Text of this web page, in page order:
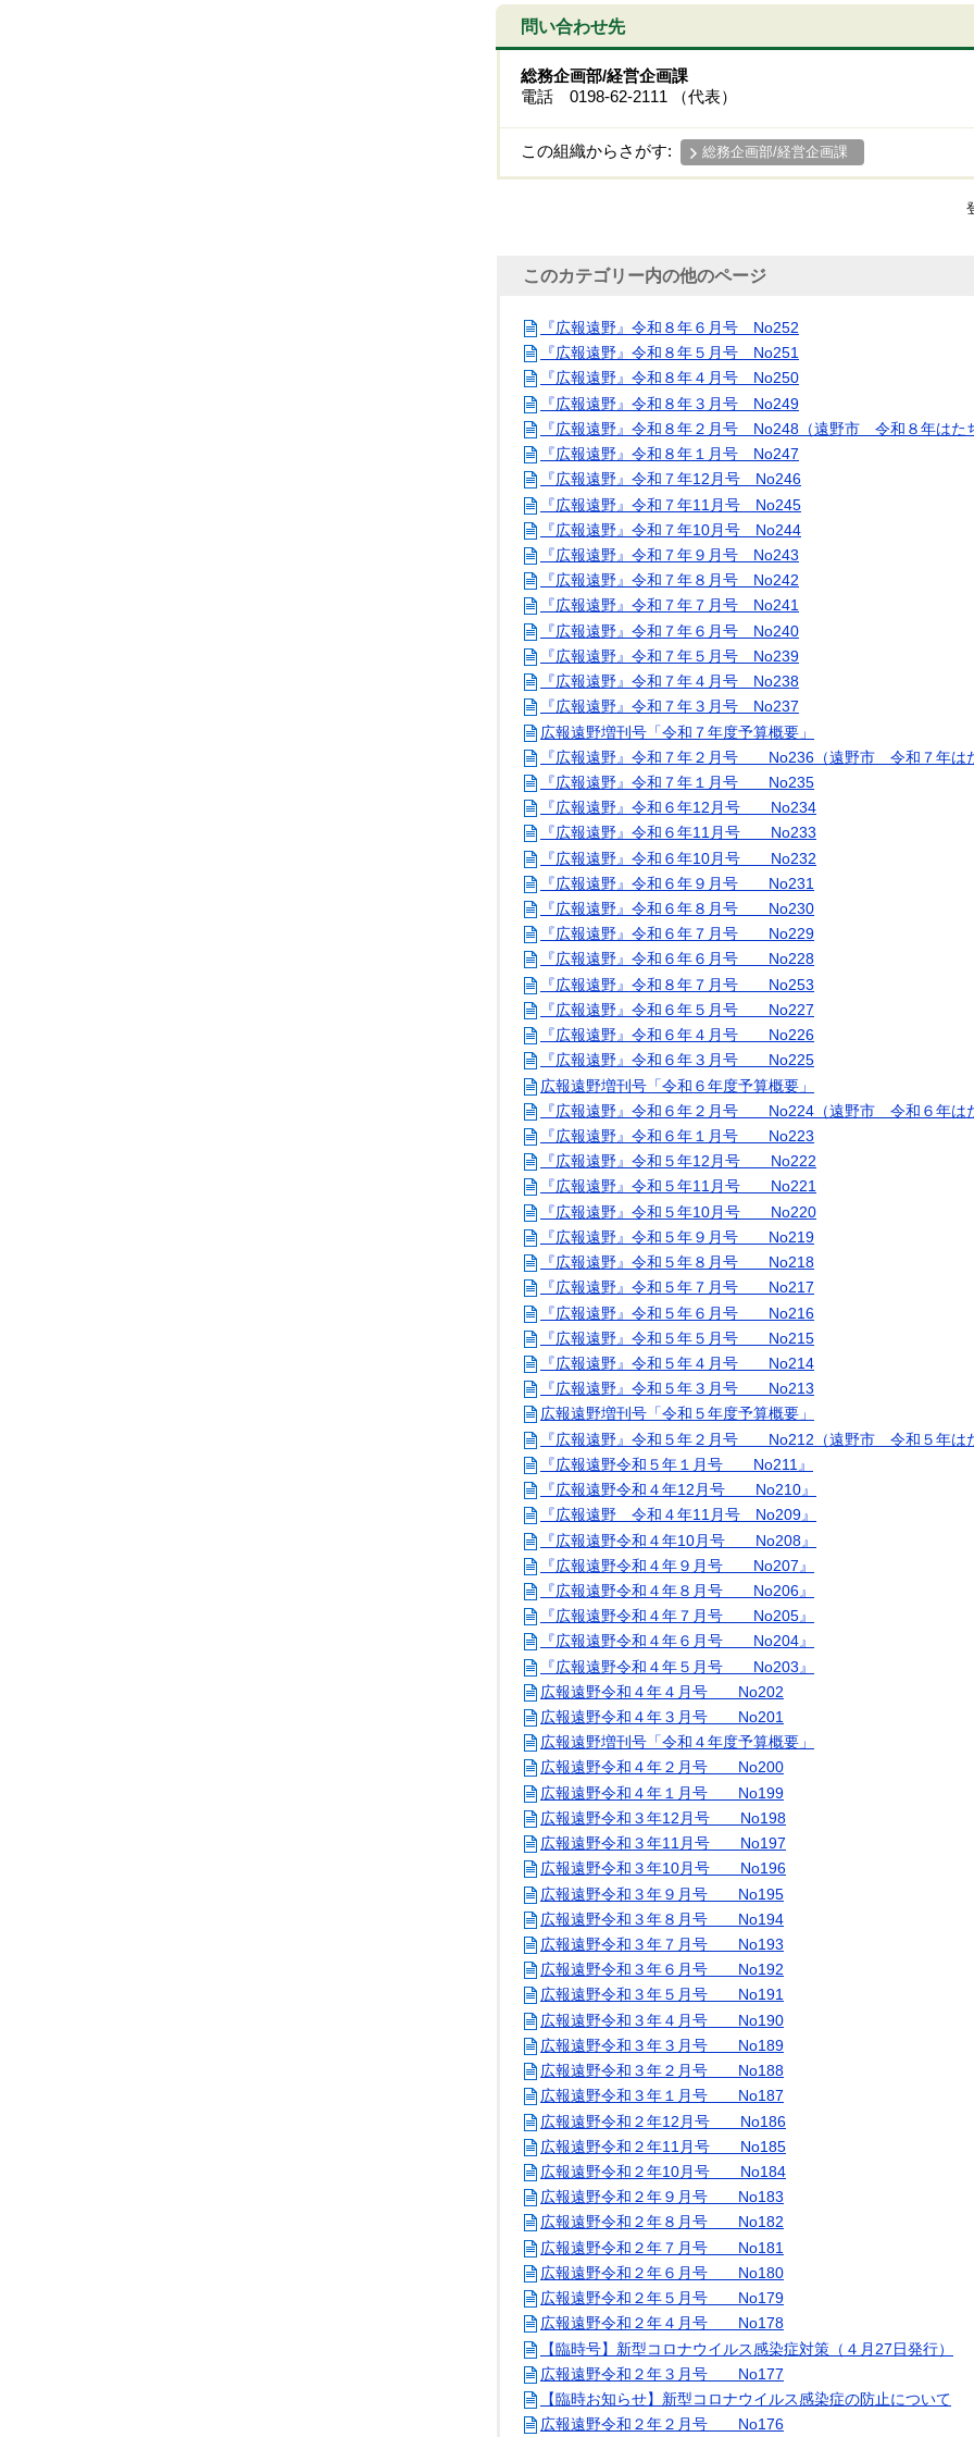
問い合わせ先
総務企画部/経営企画課
電話 0198-62-2111 （代表）
この組織からさがす: 総務企画部/経営企画課
このカテゴリー内の他のページ
『広報遠野』令和８年６月号 No252
『広報遠野』令和８年５月号 No251
『広報遠野』令和８年４月号 No250
『広報遠野』令和８年３月号 No249
『広報遠野』令和８年２月号 No248（遠野市 令和８年はた
『広報遠野』令和８年１月号 No247
『広報遠野』令和７年12月号 No246
『広報遠野』令和７年11月号 No245
『広報遠野』令和７年10月号 No244
『広報遠野』令和７年９月号 No243
『広報遠野』令和７年８月号 No242
『広報遠野』令和７年７月号 No241
『広報遠野』令和７年６月号 No240
『広報遠野』令和７年５月号 No239
『広報遠野』令和７年４月号 No238
『広報遠野』令和７年３月号 No237
広報遠野増刊号「令和７年度予算概要」
『広報遠野』令和７年２月号 No236（遠野市 令和７年はた
『広報遠野』令和７年１月号 No235
『広報遠野』令和６年12月号 No234
『広報遠野』令和６年11月号 No233
『広報遠野』令和６年10月号 No232
『広報遠野』令和６年９月号 No231
『広報遠野』令和６年８月号 No230
『広報遠野』令和６年７月号 No229
『広報遠野』令和６年６月号 No228
『広報遠野』令和８年７月号 No253
『広報遠野』令和６年５月号 No227
『広報遠野』令和６年４月号 No226
『広報遠野』令和６年３月号 No225
広報遠野増刊号「令和６年度予算概要」
『広報遠野』令和６年２月号 No224（遠野市 令和６年はた
『広報遠野』令和６年１月号 No223
『広報遠野』令和５年12月号 No222
『広報遠野』令和５年11月号 No221
『広報遠野』令和５年10月号 No220
『広報遠野』令和５年９月号 No219
『広報遠野』令和５年８月号 No218
『広報遠野』令和５年７月号 No217
『広報遠野』令和５年６月号 No216
『広報遠野』令和５年５月号 No215
『広報遠野』令和５年４月号 No214
『広報遠野』令和５年３月号 No213
広報遠野増刊号「令和５年度予算概要」
『広報遠野』令和５年２月号 No212（遠野市 令和５年はた
『広報遠野令和５年１月号 No211』
『広報遠野令和４年12月号 No210』
『広報遠野 令和４年11月号 No209』
『広報遠野令和４年10月号 No208』
『広報遠野令和４年９月号 No207』
『広報遠野令和４年８月号 No206』
『広報遠野令和４年７月号 No205』
『広報遠野令和４年６月号 No204』
『広報遠野令和４年５月号 No203』
広報遠野令和４年４月号 No202
広報遠野令和４年３月号 No201
広報遠野増刊号「令和４年度予算概要」
広報遠野令和４年２月号 No200
広報遠野令和４年１月号 No199
広報遠野令和３年12月号 No198
広報遠野令和３年11月号 No197
広報遠野令和３年10月号 No196
広報遠野令和３年９月号 No195
広報遠野令和３年８月号 No194
広報遠野令和３年７月号 No193
広報遠野令和３年６月号 No192
広報遠野令和３年５月号 No191
広報遠野令和３年４月号 No190
広報遠野令和３年３月号 No189
広報遠野令和３年２月号 No188
広報遠野令和３年１月号 No187
広報遠野令和２年12月号 No186
広報遠野令和２年11月号 No185
広報遠野令和２年10月号 No184
広報遠野令和２年９月号 No183
広報遠野令和２年８月号 No182
広報遠野令和２年７月号 No181
広報遠野令和２年６月号 No180
広報遠野令和２年５月号 No179
広報遠野令和２年４月号 No178
【臨時号】新型コロナウイルス感染症対策（４月27日発行）
広報遠野令和２年３月号 No177
【臨時お知らせ】新型コロナウイルス感染症の防止について
広報遠野令和２年２月号 No176